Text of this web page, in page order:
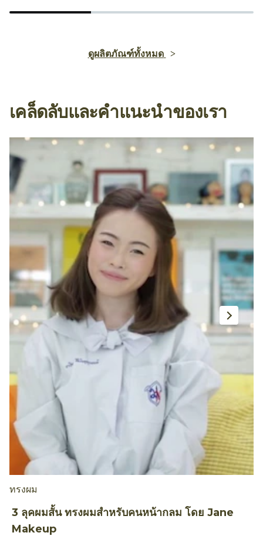
ดูผลิตภัณฑ์ทั้งหมด
เคล็ดลับและคำแนะนำของเรา
ทรงผม
3 ลุคผมสั้น ทรงผมสำหรับคนหน้ากลม โดย Jane
Makeup